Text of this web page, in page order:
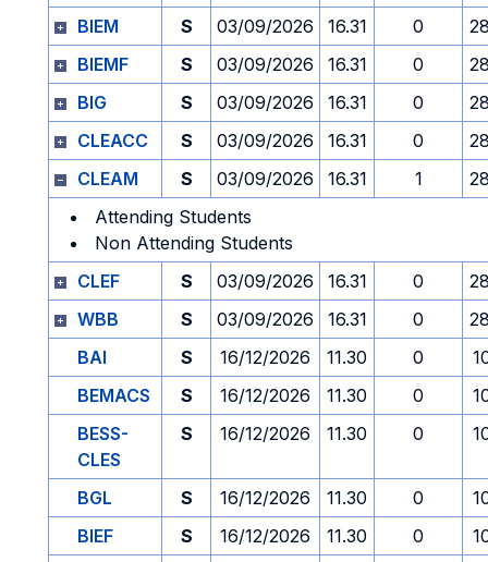
BIEM
S 03/09/2026 16.31 0
BIEMF
S 03/09/2026 16.31 0
BIG
S 03/09/2026 16.31 0
CLEACC
S 03/09/2026 16.31 0
CLEAM
S 03/09/2026 16.31 1
Attending Students
Non Attending Students
CLEF
S 03/09/2026 16.31 0
WBB
S 03/09/2026 16.31 0
BAI
S 16/12/2026 11.30 0
BEMACS
S 16/12/2026 11.30 0
BESS-
CLES
S 16/12/2026 11.30 0
BGL S 16/12/2026 11.30 0
BIEF
S 16/12/2026 11.30 0